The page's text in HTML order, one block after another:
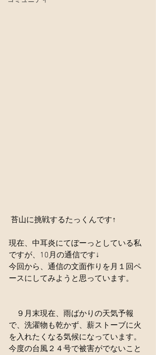
苔山に挑戦するたっくんです↑
現在、中耳炎にてぼーっとしている私
ですが、10月の通信です↓
今回から、通信の文面作りを月１回ペ
ースにしてみようと思っています。
９月末現在、雨ばかりの天気予報
で、洗濯物も乾かず、薪ストーブに火
を入れたくなる気候になっています。
今度の台風２４号で被害がでないこと